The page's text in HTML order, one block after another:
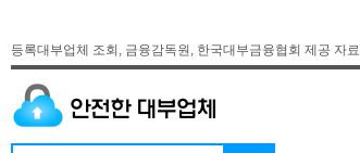
등록대부업체 조회, 금융감독원, 한국대부금융협회 제공 자료